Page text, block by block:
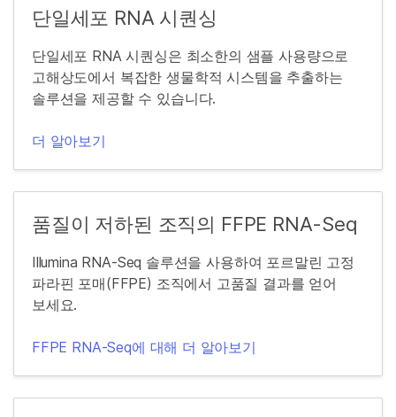
단일세포 RNA 시퀀싱
단일세포 RNA 시퀀싱은 최소한의 샘플 사용량으로
고해상도에서 복잡한 생물학적 시스템을 추출하는
솔루션을 제공할 수 있습니다.
더 알아보기
품질이 저하된 조직의 FFPE RNA-Seq
Illumina RNA-Seq 솔루션을 사용하여 포르말린 고정
파라핀 포매(FFPE) 조직에서 고품질 결과를 얻어
보세요.
FFPE RNA-Seq에 대해 더 알아보기